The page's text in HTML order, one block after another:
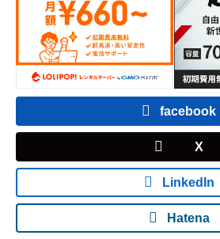
facebook
X
LinkedIn
Hatena